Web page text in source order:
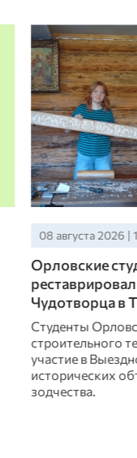
08 августа 2026 |
Прокуратура
взяла на
последствий
Надзорное
устранения
жителей при
коммунальных